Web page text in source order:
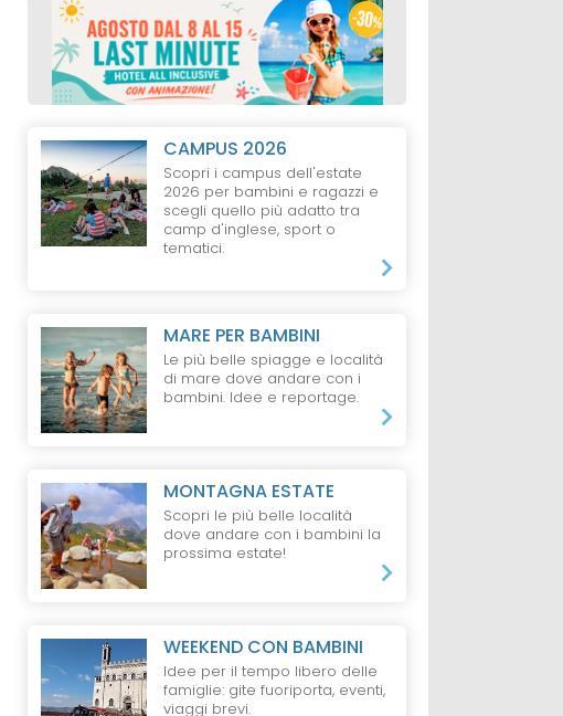
CAMPUS 2026
Scopri i campus dell'estate
2026 per bambini e ragazzi e
scegli quello più adatto tra
camp d'inglese, sport o
tematici.
MARE PER BAMBINI
Le più belle spiagge e località
di mare dove andare con i
bambini. Idee e reportage.
MONTAGNA ESTATE
Scopri le più belle località
dove andare con i bambini la
prossima estate!
WEEKEND CON BAMBINI
Idee per il tempo libero delle
famiglie: gite fuoriporta, eventi,
viaggi brevi.